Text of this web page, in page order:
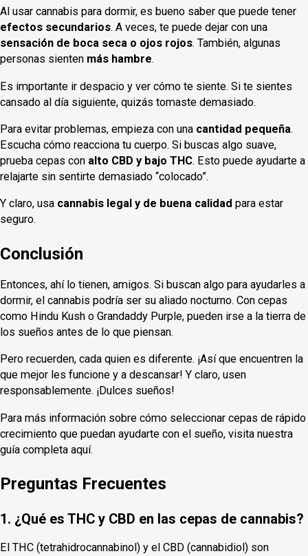
Al usar cannabis para dormir, es bueno saber que puede tener
efectos secundarios. A veces, te puede dejar con una
sensación de boca seca o ojos rojos. También, algunas
personas sienten más hambre.
Es importante ir despacio y ver cómo te siente. Si te sientes
cansado al día siguiente, quizás tomaste demasiado.
Para evitar problemas, empieza con una cantidad pequeña.
Escucha cómo reacciona tu cuerpo. Si buscas algo suave,
prueba cepas con alto CBD y bajo THC. Esto puede ayudarte a
relajarte sin sentirte demasiado “colocado”.
Y claro, usa cannabis legal y de buena calidad para estar
seguro.
Conclusión
Entonces, ahí lo tienen, amigos. Si buscan algo para ayudarles a
dormir, el cannabis podría ser su aliado nocturno. Con cepas
como Hindu Kush o Grandaddy Purple, pueden irse a la tierra de
los sueños antes de lo que piensan.
Pero recuerden, cada quien es diferente. ¡Así que encuentren la
que mejor les funcione y a descansar! Y claro, usen
responsablemente. ¡Dulces sueños!
Para más información sobre cómo seleccionar cepas de rápido
crecimiento que puedan ayudarte con el sueño, visita nuestra
guía completa aquí.
Preguntas Frecuentes
1. ¿Qué es THC y CBD en las cepas de cannabis?
El THC (tetrahidrocannabinol) y el CBD (cannabidiol) son